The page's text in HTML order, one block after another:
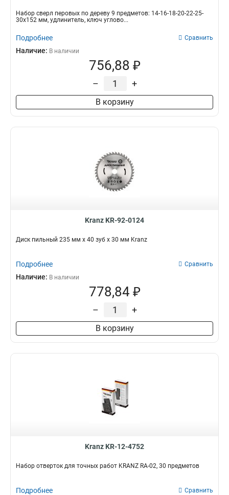
Набор сверл перовых по дереву 9 предметов: 14-16-18-20-22-25-
30х152 мм, удлинитель, ключ углово...
Подробнее Сравнить
Наличие: В наличии
756,88 ₽
– +
В корзину
Kranz KR-92-0124
Диск пильный 235 мм х 40 зуб х 30 мм Kranz
Подробнее Сравнить
Наличие: В наличии
778,84 ₽
– +
В корзину
Kranz KR-12-4752
Набор отверток для точных работ KRANZ RA-02, 30 предметов
Подробнее Сравнить